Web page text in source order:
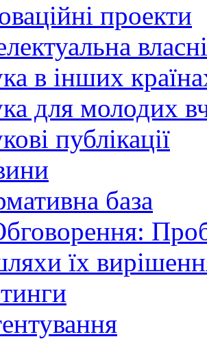
проекти
в інших
для молодих
публікації
база
їх